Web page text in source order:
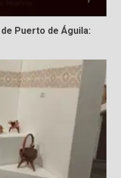
LA
DE LA
2026
Puerto de Águila: